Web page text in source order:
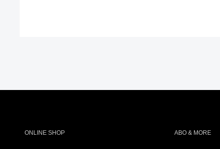
ONLINE SHOP ABO & MORE